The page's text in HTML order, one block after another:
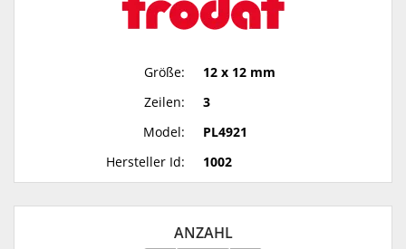
Größe:
12 x 12 mm
Zeilen:
3
Model:
PL4921
Hersteller Id:
1002
ANZAHL